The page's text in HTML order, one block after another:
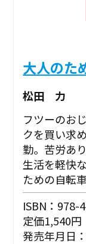
大人のた
松田 力
フツーのお
クを買い求
勤。苦労あ
生活を軽快
ための自転
ISBN：978-
定価1,540円
発売年月日